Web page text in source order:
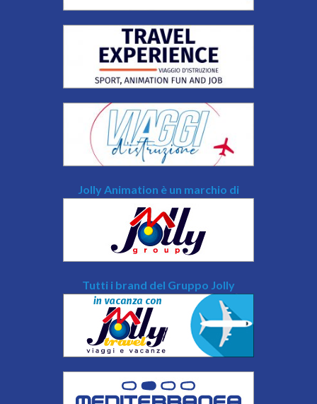
Jolly Animation è un marchio di
Tutti i brand del Gruppo Jolly